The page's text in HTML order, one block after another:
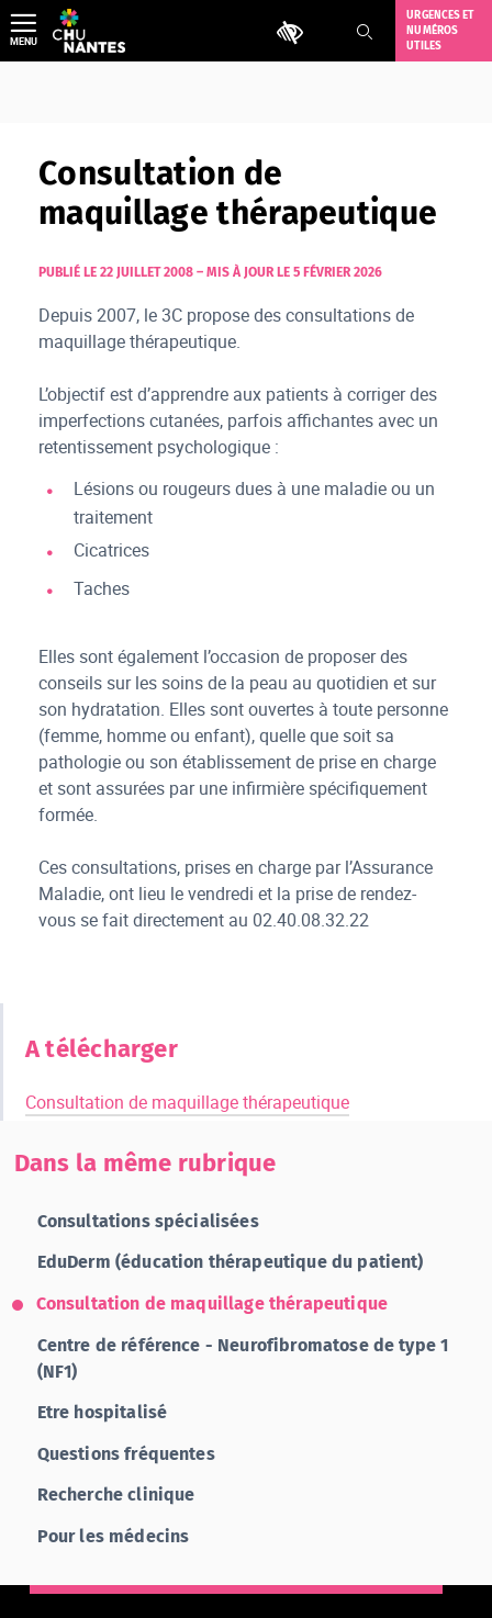
Aller
au
contenu
Outils d'accessibilité
URGENCES ET
NUMÉROS
UTILES
MENU
Consultation de
maquillage thérapeutique
PUBLIÉ LE 22 JUILLET 2008 – MIS À JOUR LE 5 FÉVRIER 2026
Depuis 2007, le 3C propose des consultations de
maquillage thérapeutique.
L’objectif est d’apprendre aux patients à corriger des
imperfections cutanées, parfois affichantes avec un
retentissement psychologique :
Lésions ou rougeurs dues à une maladie ou un
traitement
Cicatrices
Taches
Elles sont également l’occasion de proposer des
conseils sur les soins de la peau au quotidien et sur
son hydratation. Elles sont ouvertes à toute personne
(femme, homme ou enfant), quelle que soit sa
pathologie ou son établissement de prise en charge
et sont assurées par une infirmière spécifiquement
formée.
Ces consultations, prises en charge par l’Assurance
Maladie, ont lieu le vendredi et la prise de rendez-
vous se fait directement au 02.40.08.32.22
A télécharger
Consultation de maquillage thérapeutique
Dans la même rubrique
Consultations spécialisées
EduDerm (éducation thérapeutique du patient)
Consultation de maquillage thérapeutique
Centre de référence - Neurofibromatose de type 1
(NF1)
Etre hospitalisé
Questions fréquentes
Recherche clinique
Pour les médecins